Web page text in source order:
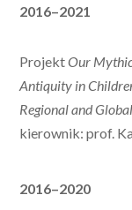
2016–2021
ProjektOur
Antiquity in
Regional and
kierownik: prof.
2016–2020